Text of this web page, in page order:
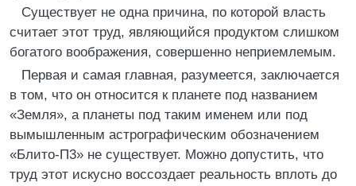
Существует не одна причина, по которой власть
считает этот труд, являющийся продуктом слишком
богатого воображения, совершенно неприемлемым.
Первая и самая главная, разумеется, заключается
в том, что он относится к планете под названием
«Земля», а планеты под таким именем или под
вымышленным астрографическим обозначением
«Блито-П3» не существует. Можно допустить, что
труд этот искусно воссоздает реальность вплоть до